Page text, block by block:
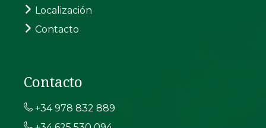
Localización
Contacto
Contacto
+34 978 832 889